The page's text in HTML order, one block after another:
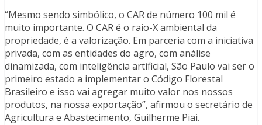
“Mesmo sendo simbólico, o CAR de número 100 mil é
muito importante. O CAR é o raio-X ambiental da
propriedade, é a valorização. Em parceria com a iniciativa
privada, com as entidades do agro, com análise
dinamizada, com inteligência artificial, São Paulo vai ser o
primeiro estado a implementar o Código Florestal
Brasileiro e isso vai agregar muito valor nos nossos
produtos, na nossa exportação”, afirmou o secretário de
Agricultura e Abastecimento, Guilherme Piai.